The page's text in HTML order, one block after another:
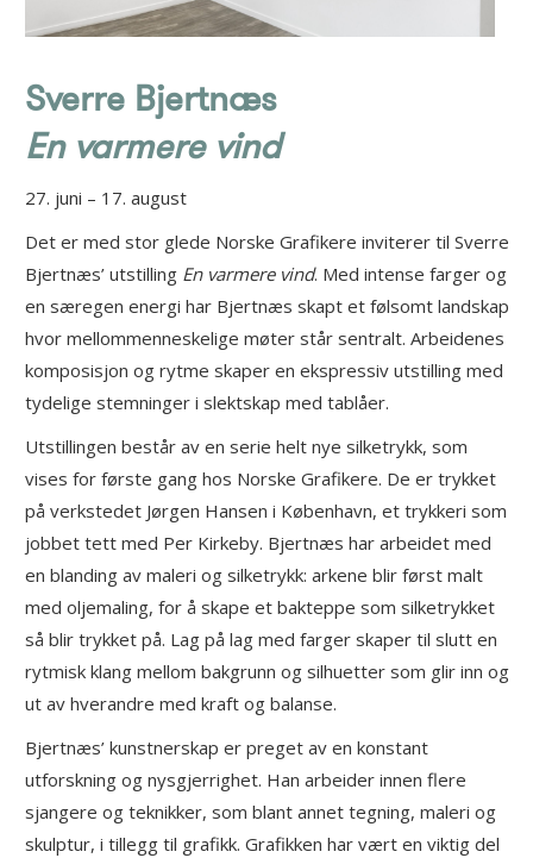
Sverre Bjertnæs
En varmere vind
27. juni – 17. august
Det er med stor glede Norske Grafikere inviterer til Sverre
Bjertnæs’ utstilling En varmere vind. Med intense farger og
en særegen energi har Bjertnæs skapt et følsomt landskap
hvor mellommenneskelige møter står sentralt. Arbeidenes
komposisjon og rytme skaper en ekspressiv utstilling med
tydelige stemninger i slektskap med tablåer.
Utstillingen består av en serie helt nye silketrykk, som
vises for første gang hos Norske Grafikere. De er trykket
på verkstedet Jørgen Hansen i København, et trykkeri som
jobbet tett med Per Kirkeby. Bjertnæs har arbeidet med
en blanding av maleri og silketrykk: arkene blir først malt
med oljemaling, for å skape et bakteppe som silketrykket
så blir trykket på. Lag på lag med farger skaper til slutt en
rytmisk klang mellom bakgrunn og silhuetter som glir inn og
ut av hverandre med kraft og balanse.
Bjertnæs’ kunstnerskap er preget av en konstant
utforskning og nysgjerrighet. Han arbeider innen flere
sjangere og teknikker, som blant annet tegning, maleri og
skulptur, i tillegg til grafikk. Grafikken har vært en viktig del